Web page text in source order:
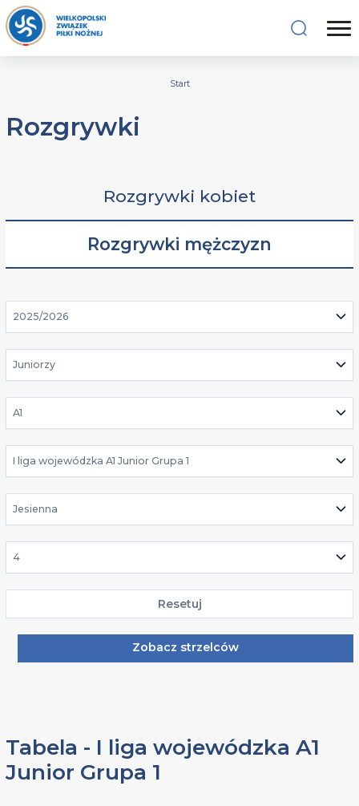
Start
Rozgrywki
Rozgrywki kobiet
Rozgrywki mężczyzn
2025/2026
Juniorzy
A1
I liga wojewódzka A1 Junior Grupa 1
Jesienna
4
Resetuj
Zobacz strzelców
Tabela - I liga wojewódzka A1
Junior Grupa 1